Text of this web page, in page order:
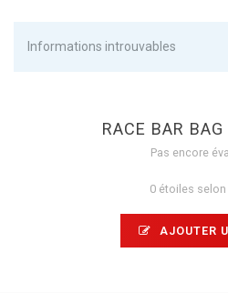
Informations introuvables
RACE BAR
Pas encore
0 étoiles selon
AJOUTER